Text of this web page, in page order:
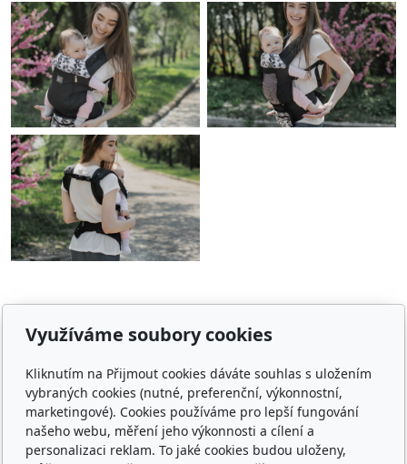
E-shop
Jaké nosítko vybrat
Obchodní podmínky
Platba, doprava, vrácení
Využíváme soubory cookies
Kliknutím na Přijmout cookies dáváte souhlas s uložením
vybraných cookies (nutné, preferenční, výkonnostní,
marketingové). Cookies používáme pro lepší fungování
našeho webu, měření jeho výkonnosti a cílení a
personalizaci reklam. To jaké cookies budou uloženy,